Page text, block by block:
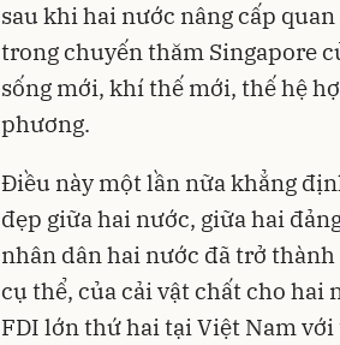
sau khi hai nước nâng cấp
trong chuyến thăm Singapore
sống mới, khí thế mới, thế hệ
phương.
Điều này một lần nữa khẳng
đẹp giữa hai nước, giữa hai
nhân dân hai nước đã trở
cụ thể, của cải vật chất cho hai
FDI lớn thứ hai tại Việt Nam với